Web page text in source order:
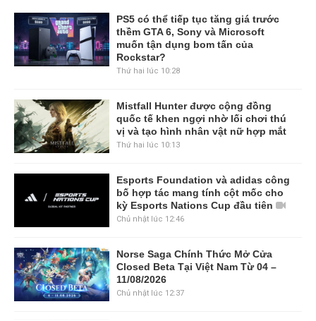
PS5 có thể tiếp tục tăng giá trước
thềm GTA 6, Sony và Microsoft
muốn tận dụng bom tấn của
Rockstar?
Thứ hai lúc 10:28
Mistfall Hunter được cộng đồng
quốc tế khen ngợi nhờ lối chơi thú
vị và tạo hình nhân vật nữ hợp mắt
Thứ hai lúc 10:13
Esports Foundation và adidas công
bố hợp tác mang tính cột mốc cho
kỳ Esports Nations Cup đầu tiên
Chủ nhật lúc 12:46
Norse Saga Chính Thức Mở Cửa
Closed Beta Tại Việt Nam Từ 04 –
11/08/2026
Chủ nhật lúc 12:37